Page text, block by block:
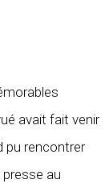
avait fait venir
pu rencontrer
presse au